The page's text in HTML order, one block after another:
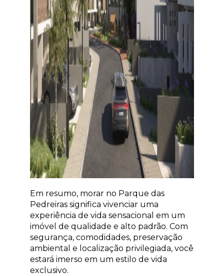
Em resumo, morar no Parque das
Pedreiras significa vivenciar uma
experiência de vida sensacional em um
imóvel de qualidade e alto padrão. Com
segurança, comodidades, preservação
ambiental e localização privilegiada, você
estará imerso em um estilo de vida
exclusivo.